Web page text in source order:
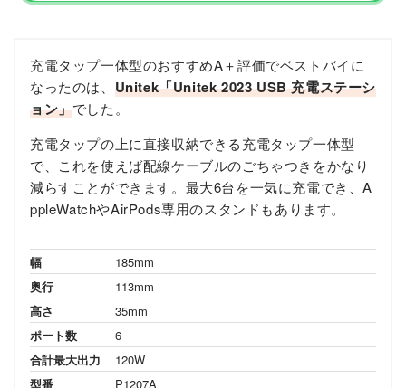
充電タップ一体型のおすすめA＋評価でベストバイに
なったのは、 Unitek「Unitek 2023 USB 充電ステーシ
ョン」でした。
充電タップの上に直接収納できる充電タップ一体型
で、これを使えば配線ケーブルのごちゃつきをかなり
減らすことができます。最大6台を一気に充電でき、A
ppleWatchやAirPods専用のスタンドもあります。
幅
185mm
奥行
113mm
高さ
35mm
ポート数
6
合計最大出力
120W
型番
P1207A